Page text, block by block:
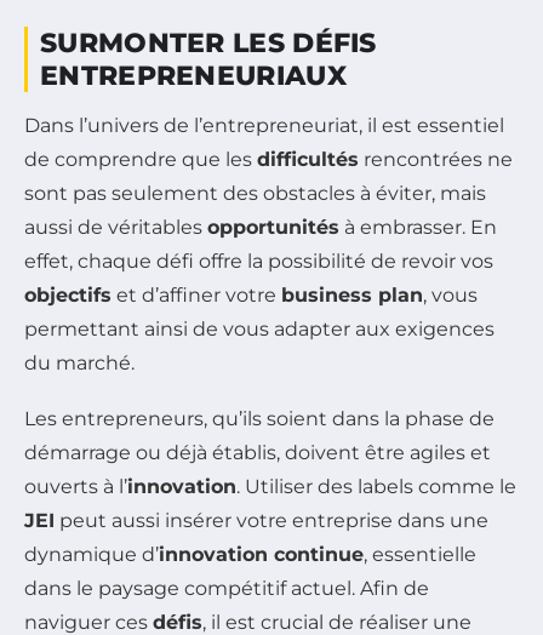
SURMONTER LES DÉFIS
ENTREPRENEURIAUX
Dans l’univers de l’entrepreneuriat, il est essentiel
de comprendre que les difficultés rencontrées ne
sont pas seulement des obstacles à éviter, mais
aussi de véritables opportunités à embrasser. En
effet, chaque défi offre la possibilité de revoir vos
objectifs et d’affiner votre business plan, vous
permettant ainsi de vous adapter aux exigences
du marché.
Les entrepreneurs, qu’ils soient dans la phase de
démarrage ou déjà établis, doivent être agiles et
ouverts à l’innovation. Utiliser des labels comme le
JEI peut aussi insérer votre entreprise dans une
dynamique d’innovation continue, essentielle
dans le paysage compétitif actuel. Afin de
naviguer ces défis, il est crucial de réaliser une